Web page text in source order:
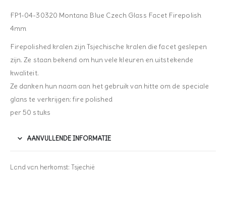
FP1-04-30320 Montana Blue Czech Glass Facet Firepolish
4mm
Firepolished kralen zijn Tsjechische kralen die facet geslepen
zijn. Ze staan bekend om hun vele kleuren en uitstekende
kwaliteit.
Ze danken hun naam aan het gebruik van hitte om de speciale
glans te verkrijgen: fire polished
per 50 stuks
AANVULLENDE INFORMATIE
Land van herkomst: Tsjechië